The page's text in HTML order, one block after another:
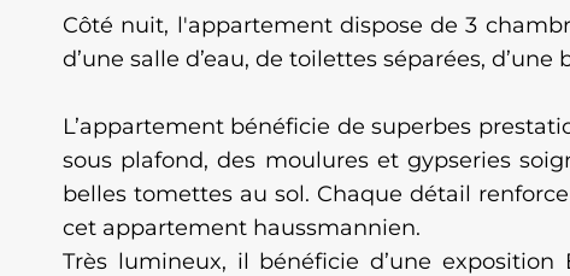
Côté nuit, l'appartement dispose de 3
d’une salle d’eau, de toilettes séparées,
L’appartement bénéficie de superbes
sous plafond, des moulures et gypseries
belles tomettes au sol. Chaque détail
cet appartement haussmannien.
Très lumineux, il bénéficie d’une